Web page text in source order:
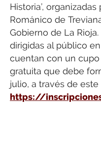
Historia’,
Románico de
Gobierno de La
dirigidas al público
cuentan con un
gratuita que debe
julio, a través de
https://